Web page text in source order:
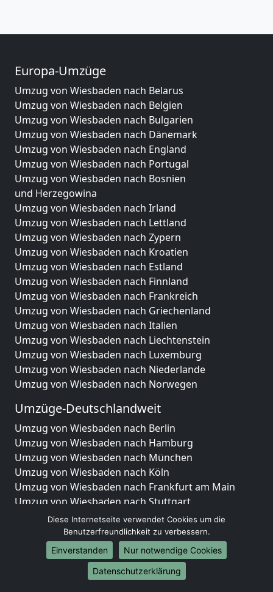
Europa-Umzüge
Umzug von Wiesbaden nach Belarus
Umzug von Wiesbaden nach Belgien
Umzug von Wiesbaden nach Bulgarien
Umzug von Wiesbaden nach Dänemark
Umzug von Wiesbaden nach England
Umzug von Wiesbaden nach Portugal
Umzug von Wiesbaden nach Bosnien
und Herzegowina
Umzug von Wiesbaden nach Irland
Umzug von Wiesbaden nach Lettland
Umzug von Wiesbaden nach Zypern
Umzug von Wiesbaden nach Kroatien
Umzug von Wiesbaden nach Estland
Umzug von Wiesbaden nach Finnland
Umzug von Wiesbaden nach Frankreich
Umzug von Wiesbaden nach Griechenland
Umzug von Wiesbaden nach Italien
Umzug von Wiesbaden nach Liechtenstein
Umzug von Wiesbaden nach Luxemburg
Umzug von Wiesbaden nach Niederlande
Umzug von Wiesbaden nach Norwegen
Umzüge-Deutschlandweit
Umzug von Wiesbaden nach Berlin
Umzug von Wiesbaden nach Hamburg
Umzug von Wiesbaden nach München
Umzug von Wiesbaden nach Köln
Umzug von Wiesbaden nach Frankfurt am Main
Umzug von Wiesbaden nach Stuttgart
Umzug von Wiesbaden nach Düsseldorf
Umzug von Wiesbaden nach Leipzig
Umzug von Wiesbaden nach Dortmund
Umzug von Wiesbaden nach Essen
Umzug von Wiesbaden nach Bremen
Diese Internetseite verwendet Cookies um die
Benutzerfreundlichkeit zu verbessern.
Einverstanden
Nur notwendige Cookies
Datenschutzerklärung